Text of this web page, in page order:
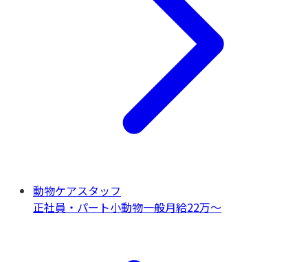
動物ケアスタッフ
正社員・パート小動物一般月給22万〜